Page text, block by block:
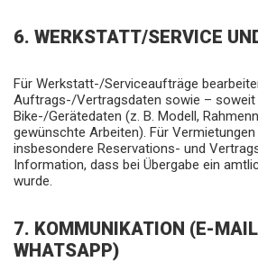
6. WERKSTATT/SERVICE
Für Werkstatt-/Serviceaufträge
Auftrags-/Vertragsdaten sowie – soweit
Bike-/Gerätedaten (z. B. Modell,
gewünschte Arbeiten). Für
insbesondere Reservations- und
Information, dass bei Übergabe ein
wurde.
7. KOMMUNIKATION (E-
WHATSAPP)